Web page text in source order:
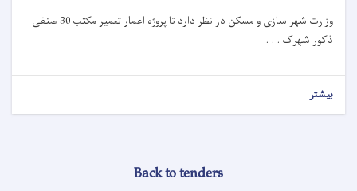
وزارت شهر سازی و مسکن در نظر دارد تاپروژه
اعمار تعمیر مکتب 30 صنفی
ذکور شهرک . . .
بیشتر
Back to tenders